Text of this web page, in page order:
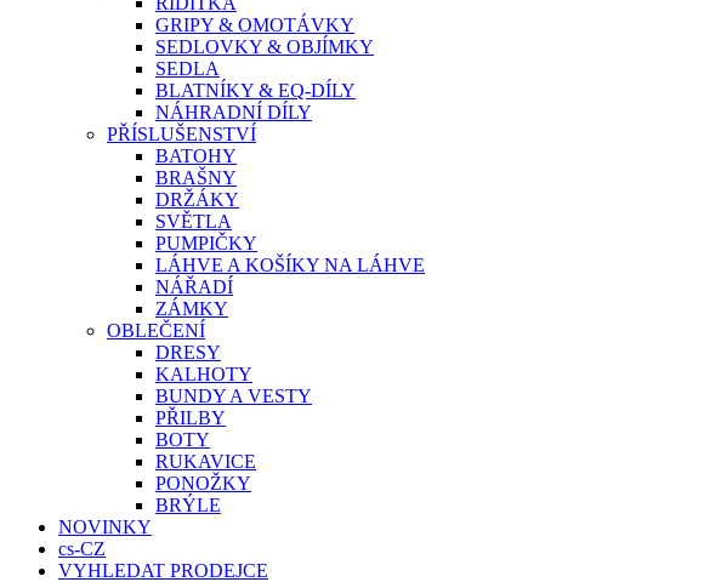
GRIPY & OMOTÁVKY
SEDLOVKY & OBJÍMKY
SEDLA
BLATNÍKY & EQ-DÍLY
NÁHRADNÍ DÍLY
PŘÍSLUŠENSTVÍ
BATOHY
BRAŠNY
DRŽÁKY
SVĚTLA
PUMPIČKY
LÁHVE A KOŠÍKY NA LÁHVE
NÁŘADÍ
ZÁMKY
OBLEČENÍ
DRESY
KALHOTY
BUNDY A VESTY
PŘILBY
BOTY
RUKAVICE
PONOŽKY
BRÝLE
NOVINKY
cs-CZ
VYHLEDAT PRODEJCE